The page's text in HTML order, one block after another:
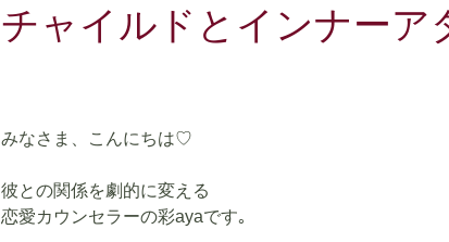
チャイルドとインナーア
みなさま、こんにちは♡
彼との関係を劇的に変える
恋愛カウンセラーの彩ayaです｡